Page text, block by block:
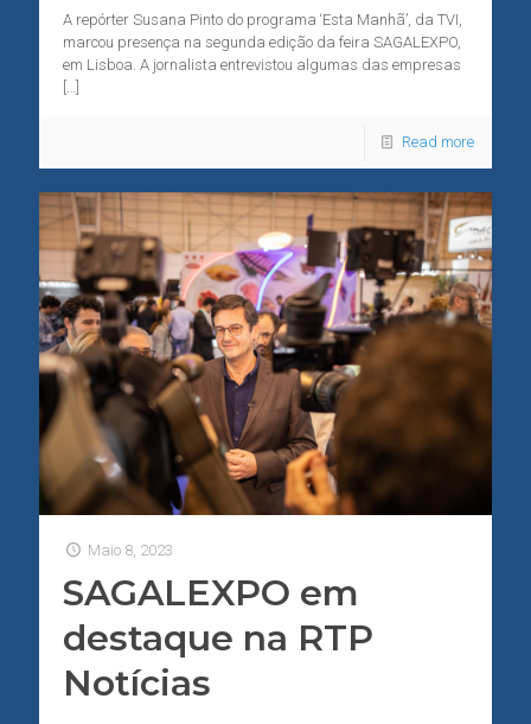
A repórter Susana Pinto do programa ‘Esta Manhã’, da TVI,
marcou presença na segunda edição da feira SAGALEXPO,
em Lisboa. A jornalista entrevistou algumas das empresas
[…]
Read more
Maio 8, 2023
SAGALEXPO em
destaque na RTP
Notícias